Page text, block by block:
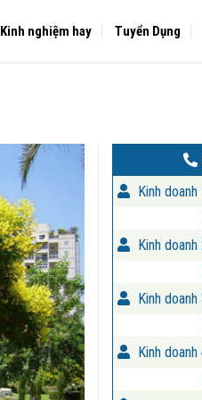
Kinh nghiệm hay Tuyển Dụng
Kinh doanh
Kinh doanh
Kinh doanh
Kinh doanh